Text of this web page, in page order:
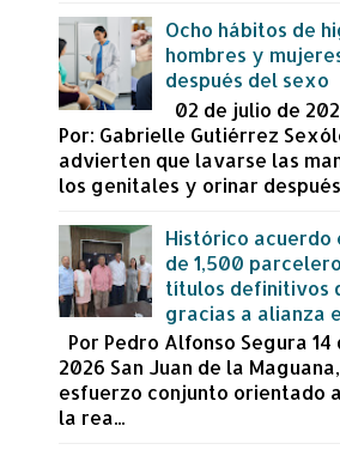
Ocho hábitos de
hombres y
después del sexo
02 de julio de
Por: Gabrielle Gutiérrez
advierten que lavarse las
los genitales y orinar
Histórico acuerdo
de 1,500
títulos definitivos
gracias a alianza
Por Pedro Alfonso Segura
2026 San Juan de la Maguana,
esfuerzo conjunto orientado
la rea...